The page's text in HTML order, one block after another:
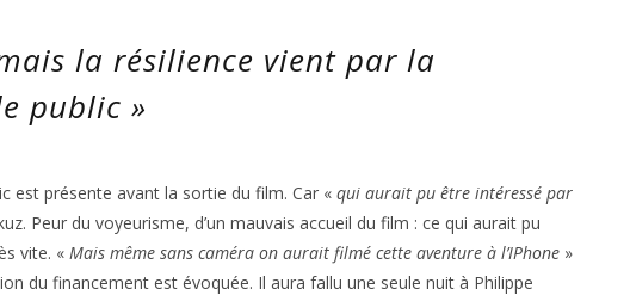
la résilience vient par la
public »
est présente avant la sortie du film. Car « qui aurait pu être intéressé par
Peur du voyeurisme, d’un mauvais accueil du film : ce qui aurait pu
vite. « Mais même sans caméra on aurait filmé cette aventure à l’IPhone »
du financement est évoquée. Il aura fallu une seule nuit à Philippe